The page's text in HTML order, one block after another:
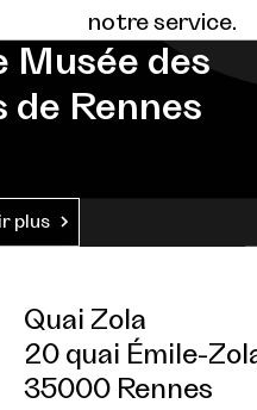
notre service.
Musée des
Rennes
plus
Quai Zola
20 quai Émile-
35000 Rennes